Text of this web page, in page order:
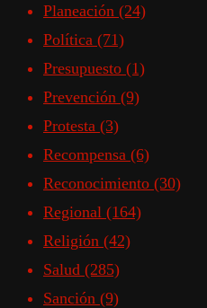
Planeación (24)
Política (71)
Presupuesto (1)
Prevención (9)
Protesta (3)
Recompensa (6)
Reconocimiento (30)
Regional (164)
Religión (42)
Salud (285)
Sanción (9)